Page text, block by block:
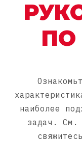
ПО
наиболее
задач. См.